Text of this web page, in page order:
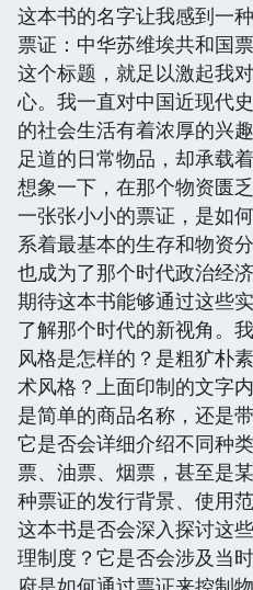
这本书的名字让我感到一
票证：中华苏维埃共和国
这个标题，就足以激起我
心。我一直对中国近现代
的社会生活有着浓厚的兴
足道的日常物品，却承载
想象一下，在那个物资匮
一张张小小的票证，是如
系着最基本的生存和物资
也成为了那个时代政治经
期待这本书能够通过这些
了解那个时代的新视角。
风格是怎样的？是粗犷朴
术风格？上面印制的文字
是简单的商品名称，还是
它是否会详细介绍不同种
票、油票、烟票，甚至是
种票证的发行背景、使用
这本书是否会深入探讨这
理制度？它是否会涉及当